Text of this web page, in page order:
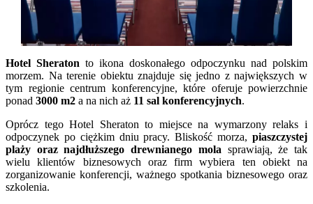
Hotel Sheraton to ikona doskonałego odpoczynku nad polskim
morzem. Na terenie obiektu znajduje się jedno z największych w
tym regionie centrum konferencyjne, które oferuje powierzchnie
ponad 3000 m2 a na nich aż 11 sal konferencyjnych.
Oprócz tego Hotel Sheraton to miejsce na wymarzony relaks i
odpoczynek po ciężkim dniu pracy. Bliskość morza, piaszczystej
plaży oraz najdłuższego drewnianego mola sprawiają, że tak
wielu klientów biznesowych oraz firm wybiera ten obiekt na
zorganizowanie konferencji, ważnego spotkania biznesowego oraz
szkolenia.